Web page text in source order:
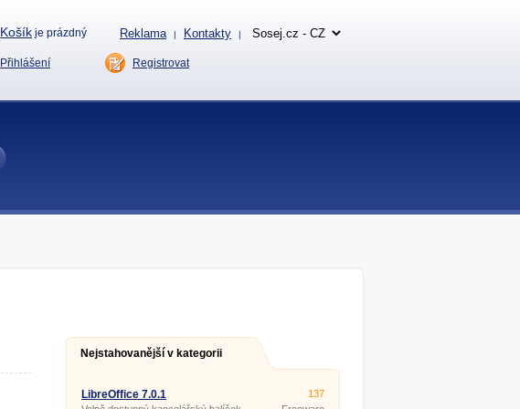
Nejstahovanější v kategorii
LibreOffice 7.0.1
137
Košík je prázdný Reklama | Kontakty |
Přihlášení Registrovat